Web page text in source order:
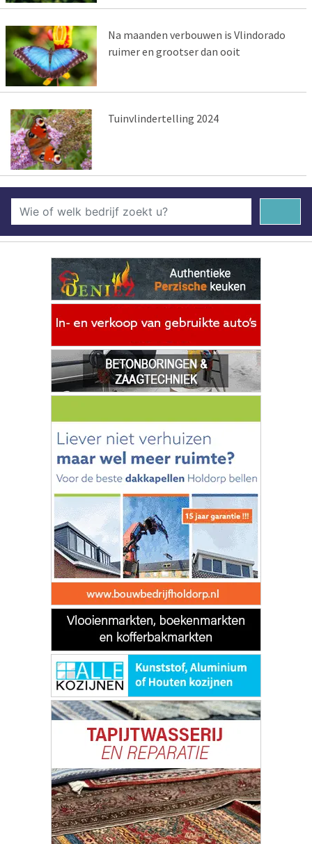
Na maanden verbouwen is Vlindorado
ruimer en grootser dan ooit
Tuinvlindertelling 2024